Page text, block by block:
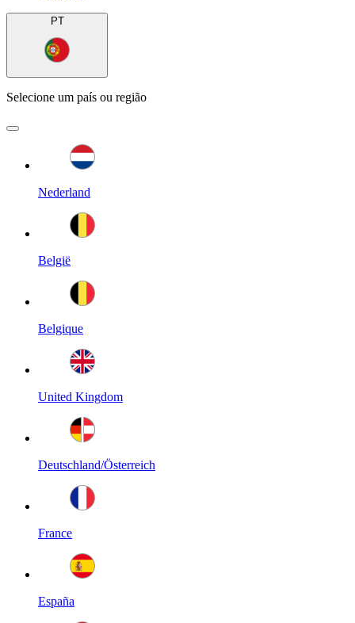
PT
Selecione um país ou região
Nederland
België
Belgique
United Kingdom
Deutschland/Österreich
France
España